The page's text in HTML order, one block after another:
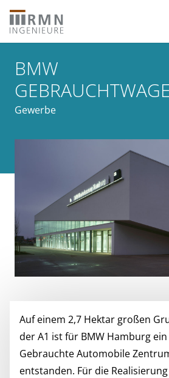
BMW
Gewerbe
Auf einem 2,7 Hektar großen
der A1 ist für BMW Hamburg
Gebrauchte Automobile
entstanden. Für die